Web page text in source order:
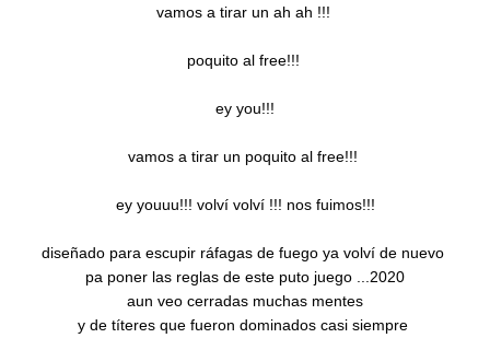
vamos a tirar un ah ah !!!
poquito al free!!!
ey you!!!
vamos a tirar un poquito al free!!!
ey youuu!!! volví volví !!! nos fuimos!!!
diseñado para escupir ráfagas de fuego ya volví de nuevo
pa poner las reglas de este puto juego ...2020
aun veo cerradas muchas mentes
y de títeres que fueron dominados casi siempre